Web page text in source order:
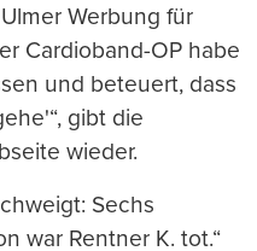
Werbung für
Cardioband-OP habe
und beteuert, dass
gibt die
wieder.
Sechs
war Rentner K. tot.“